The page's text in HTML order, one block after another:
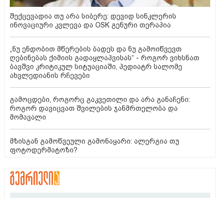
შექცევადია თუ არა სიბერე: დევიდ სინკლერის
ინოვაციური კვლევა და OSK გენური თერაპია
„ნუ ენდობით მწერების ბადეს და ნუ გამოიწვევთ
ღებინებას ქიმიის გადაყლაპვისას“ - როგორ ვიხსნათ
ბავშვი კრიტიკულ სიტუაციაში, პედიატრ სალომე
ახვლედიანის რჩევები
გამოცდები, როგორც გაკვეთილი და არა განაჩენი:
როგორ დავიცვათ შვილების ჯანმრთელობა და
მომავალი
მზისგან გამოწვეული გამონაყარი: ალერგია თუ
ფოტოდერმატოზი?